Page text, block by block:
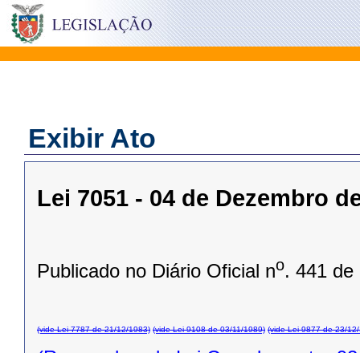
Exibir Ato
Lei 7051 - 04 de Dezembro
Publicado no Diário Oficial no. 441 de
(vide Lei 7787 de 21/12/1983) (vide Lei 9108 de 03/11/1989) (vide Lei 9877 de 23/